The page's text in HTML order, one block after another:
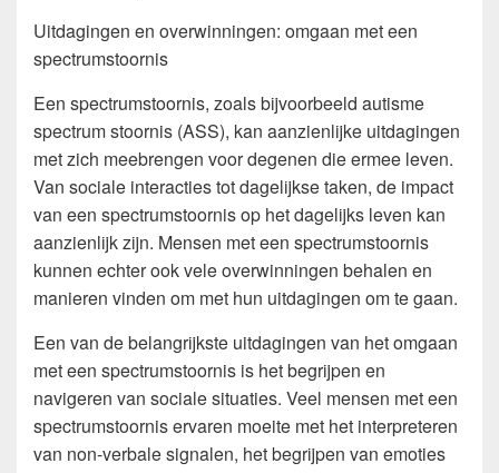
Uitdagingen en overwinningen: omgaan met een
spectrumstoornis
Een spectrumstoornis, zoals bijvoorbeeld autisme
spectrum stoornis (ASS), kan aanzienlijke uitdagingen
met zich meebrengen voor degenen die ermee leven.
Van sociale interacties tot dagelijkse taken, de impact
van een spectrumstoornis op het dagelijks leven kan
aanzienlijk zijn. Mensen met een spectrumstoornis
kunnen echter ook vele overwinningen behalen en
manieren vinden om met hun uitdagingen om te gaan.
Een van de belangrijkste uitdagingen van het omgaan
met een spectrumstoornis is het begrijpen en
navigeren van sociale situaties. Veel mensen met een
spectrumstoornis ervaren moeite met het interpreteren
van non-verbale signalen, het begrijpen van emoties